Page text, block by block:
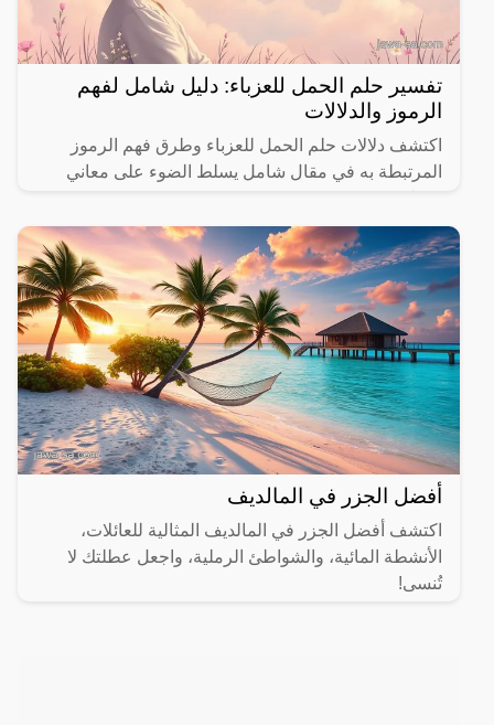
تفسير حلم الحمل للعزباء: دليل شامل لفهم
الرموز والدلالات
اكتشف دلالات حلم الحمل للعزباء وطرق فهم الرموز
المرتبطة به في مقال شامل يسلط الضوء على معاني
أفضل الجزر في المالديف
اكتشف أفضل الجزر في المالديف المثالية للعائلات،
الأنشطة المائية، والشواطئ الرملية، واجعل عطلتك لا
تُنسى!